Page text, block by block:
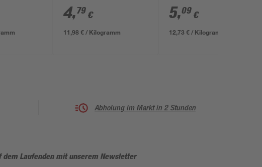
4,79 €
11,98 € / Kilogramm
5,09 €
12,73 € / Kilogramm
Abholung im Markt in 2 Stunden
dem Laufenden mit unserem Newsletter